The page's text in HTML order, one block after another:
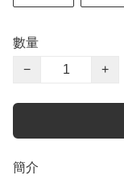
數量
−
+
簡介